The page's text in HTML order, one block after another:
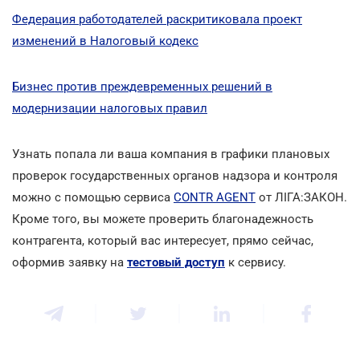
Федерация работодателей раскритиковала проект
изменений в Налоговый кодекс
Бизнес против преждевременных решений в
модернизации налоговых правил
Узнать попала ли ваша компания в графики плановых
проверок государственных органов надзора и контроля
можно с помощью сервиса CONTR AGENT от ЛІГА:ЗАКОН.
Кроме того, вы можете проверить благонадежность
контрагента, который вас интересует, прямо сейчас,
оформив заявку на тестовый доступ к сервису.